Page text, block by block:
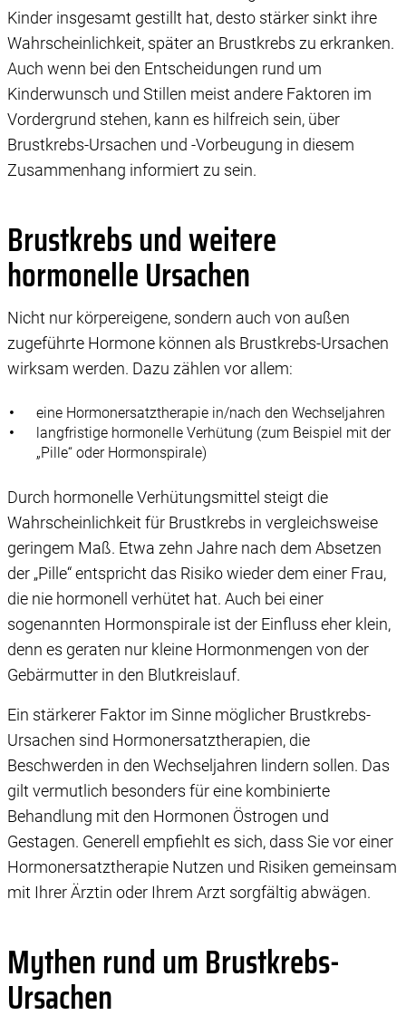
Kinder insgesamt gestillt hat, desto stärker sinkt ihre
Wahrscheinlichkeit, später an Brustkrebs zu erkranken.
Auch wenn bei den Entscheidungen rund um
Kinderwunsch und Stillen meist andere Faktoren im
Vordergrund stehen, kann es hilfreich sein, über
Brustkrebs-Ursachen und -Vorbeugung in diesem
Zusammenhang informiert zu sein.
Brustkrebs und weitere
hormonelle Ursachen
Nicht nur körpereigene, sondern auch von außen
zugeführte Hormone können als Brustkrebs-Ursachen
wirksam werden. Dazu zählen vor allem:
eine Hormonersatztherapie in/nach den Wechseljahren
langfristige hormonelle Verhütung (zum Beispiel mit der
„Pille“ oder Hormonspirale)
Durch hormonelle Verhütungsmittel steigt die
Wahrscheinlichkeit für Brustkrebs in vergleichsweise
geringem Maß. Etwa zehn Jahre nach dem Absetzen
der „Pille“ entspricht das Risiko wieder dem einer Frau,
die nie hormonell verhütet hat. Auch bei einer
sogenannten Hormonspirale ist der Einfluss eher klein,
denn es geraten nur kleine Hormonmengen von der
Gebärmutter in den Blutkreislauf.
Ein stärkerer Faktor im Sinne möglicher Brustkrebs-
Ursachen sind Hormonersatztherapien, die
Beschwerden in den Wechseljahren lindern sollen. Das
gilt vermutlich besonders für eine kombinierte
Behandlung mit den Hormonen Östrogen und
Gestagen. Generell empfiehlt es sich, dass Sie vor einer
Hormonersatztherapie Nutzen und Risiken gemeinsam
mit Ihrer Ärztin oder Ihrem Arzt sorgfältig abwägen.
Mythen rund um Brustkrebs-
Ursachen